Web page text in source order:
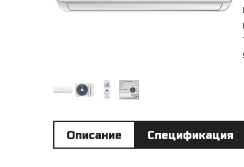
Описание Спецификация